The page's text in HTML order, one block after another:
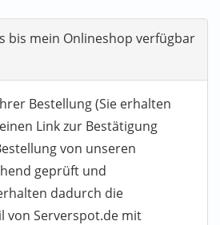
bis mein Onlineshop verfügbar
Bestellung (Sie erhalten
Link zur Bestätigung
von unseren
geprüft und
dadurch die
von Serverspot.de mit